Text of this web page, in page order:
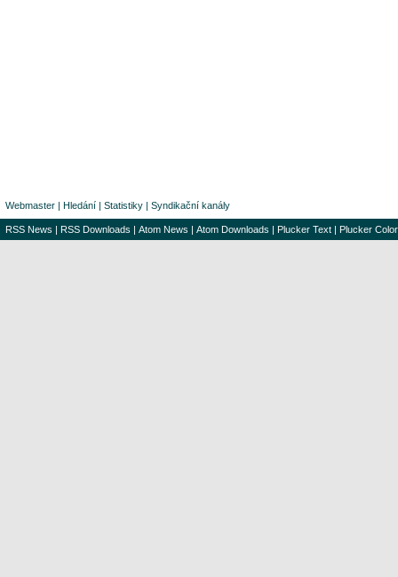
Webmaster | Hledání | Statistiky | Syndikační kanály
RSS News | RSS Downloads | Atom News | Atom Downloads | Plucker Text | Plucker Color